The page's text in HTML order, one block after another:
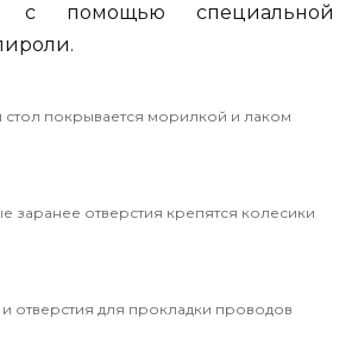
с помощью специальной
покрывается морилкой и лаком
заранее отверстия крепятся колесики
отверстия для прокладки проводов